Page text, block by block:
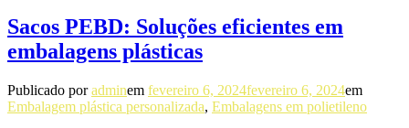
Sacos PEBD: Soluções eficientes em
embalagens plásticas
Publicado poradminem fevereiro 6, 2024fevereiro 6, 2024em
Embalagem plástica personalizada, Embalagens em polietileno